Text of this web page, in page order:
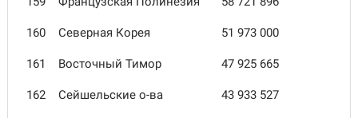
160 Северная Корея 51 973 000
161 Восточный Тимор 47 925 665
162 Сейшельские о-ва 43 933 527